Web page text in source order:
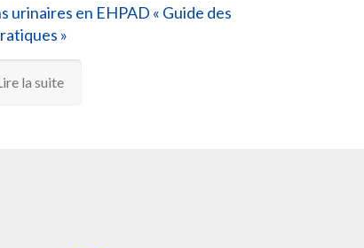
urinaires en EHPAD « Guide des
»
la suite